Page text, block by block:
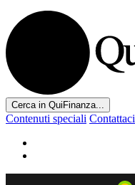
Cerca in QuiFinanza...
Contenuti speciali Contattaci